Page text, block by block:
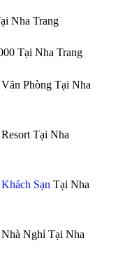
Nha Trang
Tại Nha Trang
Phòng Tại Nha
Tại Nha
Sạn Tại Nha
Nghỉ Tại Nha